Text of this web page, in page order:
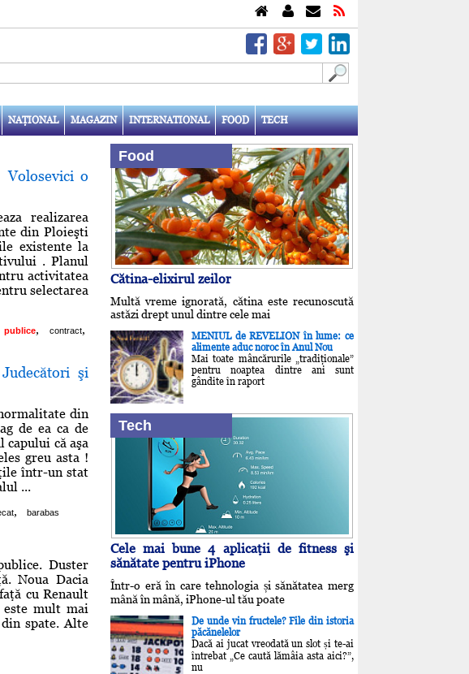
NAŢIONAL MAGAZIN INTERNATIONAL FOOD TECH
o
realizarea
din Ploieşti
existente la
. Planul
activitatea
selectarea
publice, contract,
şi
din
de ea ca de
că aşa
greu asta !
într-un stat
...
, barabas
Duster
Noua Dacia
cu Renault
mult mai
spate. Alte
Food
Cătina-elixirul zeilor
Multă vreme ignorată, cătina este recunoscută
astăzi drept unul dintre cele mai
MENIUL de REVELION în lume: ce
alimente aduc noroc în Anul Nou
Mai toate mâncărurile „tradiţionale”
pentru noaptea dintre ani sunt
gândite în raport
Tech
Cele mai bune 4 aplicaţii de fitness şi
sănătate pentru iPhone
Într-o eră în care tehnologia și sănătatea merg
mână în mână, iPhone-ul tău poate
De unde vin fructele? File din istoria
păcănelelor
Dacă ai jucat vreodată un slot și te-ai
întrebat „Ce caută lămâia asta aici?”,
nu